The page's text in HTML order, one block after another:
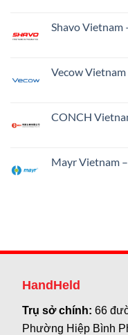
Shavo Vietnam
Vecow
CONCH
Mayr Vietnam
HandHeld
Trụ sở chính:66
Phường Hiệp Bình